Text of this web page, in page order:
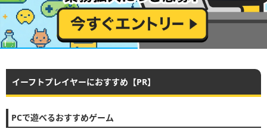
イーフトプレイヤーにおすすめ【PR】
PCで遊べるおすすめゲーム